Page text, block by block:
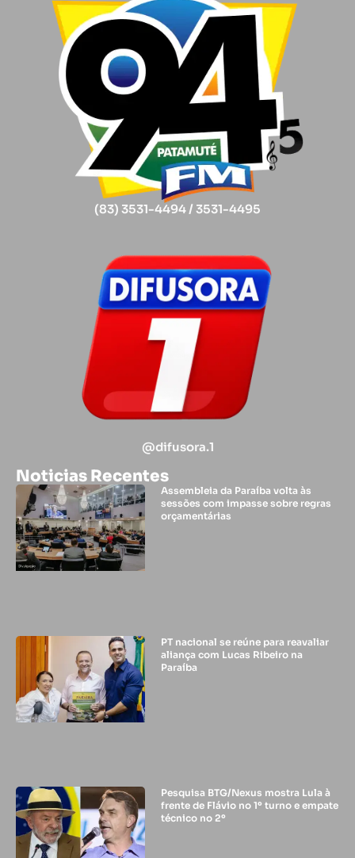
(83) 3531-4494 / 3531-4495
@difusora.1
Noticias Recentes
Assembleia da Paraíba volta às
sessões com impasse sobre regras
orçamentárias
PT nacional se reúne para reavaliar
aliança com Lucas Ribeiro na
Paraíba
Pesquisa BTG/Nexus mostra Lula à
frente de Flávio no 1º turno e empate
técnico no 2º